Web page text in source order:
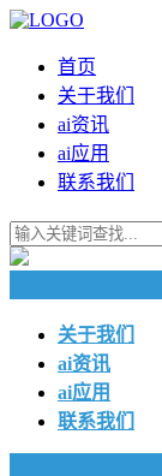
首页
关于我们
ai资讯
ai应用
联系我们
关于我们
ai资讯
ai应用
联系我们